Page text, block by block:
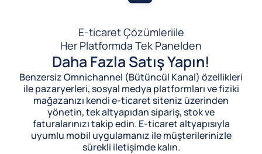
E-ticaret Çözümleriile
Her Platformda Tek Panelden
Daha Fazla Satış Yapın!
Benzersiz Omnichannel (Bütüncül Kanal) özellikleri
ile pazaryerleri, sosyal medya platformları ve fiziki
mağazanızı kendi e-ticaret siteniz üzerinden
yönetin, tek altyapıdan sipariş, stok ve
faturalarınızı takip edin. E-ticaret altyapısıyla
uyumlu mobil uygulamanız ile müşterilerinizle
sürekli iletişimde kalın.